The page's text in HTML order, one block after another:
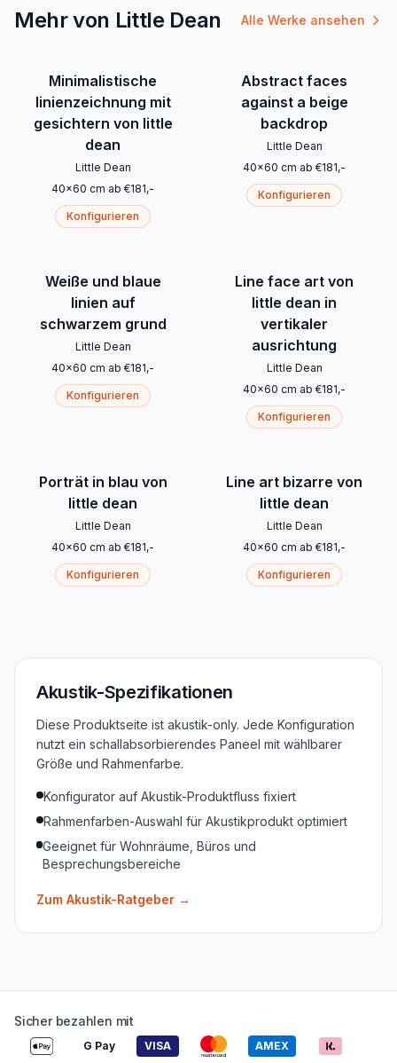
Mehr von Little Dean Alle Werke ansehen
Minimalistische
linienzeichnung mit
gesichtern von little
dean
Little Dean
40x60 cm ab €181,-
Konfigurieren
Abstract faces
against a beige
backdrop
Little Dean
40x60 cm ab €181,-
Konfigurieren
Weiße und blaue
linien auf
schwarzem grund
Little Dean
40x60 cm ab €181,-
Konfigurieren
Line face art von
little dean in
vertikaler
ausrichtung
Little Dean
40x60 cm ab €181,-
Konfigurieren
Porträt in blau von
little dean
Little Dean
40x60 cm ab €181,-
Konfigurieren
Line art bizarre von
little dean
Little Dean
40x60 cm ab €181,-
Konfigurieren
Akustik-Spezifikationen
Diese Produktseite ist akustik-only. Jede Konfiguration
nutzt ein schallabsorbierendes Paneel mit wählbarer
Größe und Rahmenfarbe.
Konfigurator auf Akustik-Produktfluss fixiert
Rahmenfarben-Auswahl für Akustikprodukt optimiert
Geeignet für Wohnräume, Büros und
Besprechungsbereiche
Zum Akustik-Ratgeber →
Sicher bezahlen mit
G Pay VISA AMEX